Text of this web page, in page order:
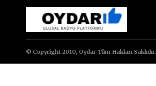
© Copyright 2010, Oydar Tüm Hakları Saklıdır.